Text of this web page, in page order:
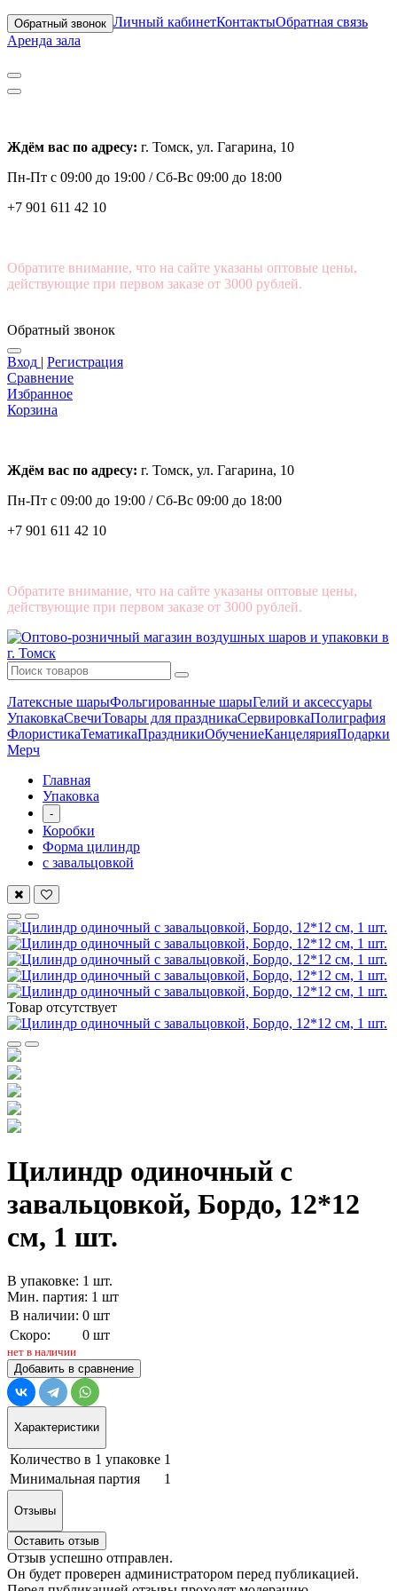
Обратный звонок Личный кабинетКонтактыОбратная связь
Аренда зала
Ждём вас по адресу: г. Томск, ул. Гагарина, 10
Пн-Пт с 09:00 до 19:00 /Сб-Вс 09:00 до 18:00
+7 901 611 42 10
Обратите внимание, что на сайте указаны оптовые цены,
действующие при первом заказе от 3000 рублей.
Обратный звонок
Вход | Регистрация
Сравнение
Избранное
Корзина
Ждём вас по адресу: г. Томск, ул. Гагарина, 10
Пн-Пт с 09:00 до 19:00 /Сб-Вс 09:00 до 18:00
+7 901 611 42 10
Обратите внимание, что на сайте указаны оптовые цены,
действующие при первом заказе от 3000 рублей.
Латексные шарыФольгированные шарыГелий и аксессуары
УпаковкаСвечиТовары для праздникаСервировкаПолиграфия
ФлористикаТематикаПраздникиОбучениеКанцелярияПодарки
Мерч
Главная
Упаковка
-
Коробки
Форма цилиндр
с завальцовкой
Товар отсутствует
Цилиндр одиночный с
завальцовкой, Бордо, 12*12
см, 1 шт.
В упаковке: 1 шт.
Мин. партия: 1 шт
В наличии: 0 шт
Скоро:
0 шт
нет в наличии
Добавить в сравнение
Характеристики
Количество в 1 упаковке 1
Минимальная партия
1
Отзывы
Оставить отзыв
Отзыв успешно отправлен.
Он будет проверен администратором перед публикацией.